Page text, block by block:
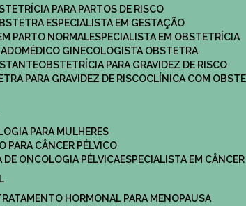
PARA PARTOS DE RISCO
OBSTETRA ESPECIALISTA EM GESTAÇÃO
PARTO NORMAL ESPECIALISTA EM OBSTETRÍCIA
MÉDICO GINECOLOGISTA OBSTETRA
OBSTETRÍCIA PARA GRAVIDEZ DE RISCO
PARA GRAVIDEZ DE RISCO
CLÍNICA COM
PARA MULHERES
PARA CÂNCER PÉLVICO
DE ONCOLOGIA PÉLVICA ESPECIALISTA EM
TRATAMENTO HORMONAL PARA MENOPAUSA